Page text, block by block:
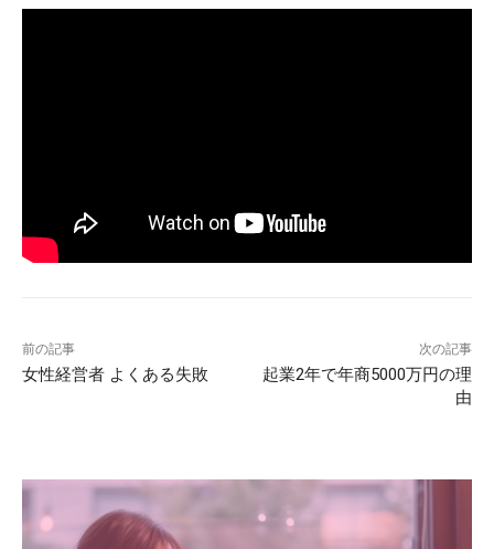
前の記事
女性経営者 よくある失敗
次の記事
起業2年で年商5000万円の理
由